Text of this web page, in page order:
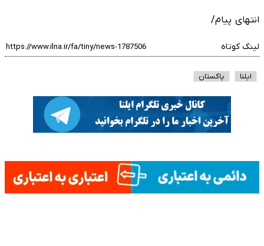
انتهای پیام/
لینک کوتاه
ایلنا پاکستان